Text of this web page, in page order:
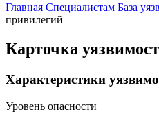
Главная Специалистам База
привилегий
Карточка
Характеристики
Уровень опасности